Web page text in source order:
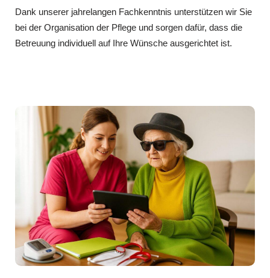
Dank unserer jahrelangen Fachkenntnis unterstützen wir Sie
bei der Organisation der Pflege und sorgen dafür, dass die
Betreuung individuell auf Ihre Wünsche ausgerichtet ist.